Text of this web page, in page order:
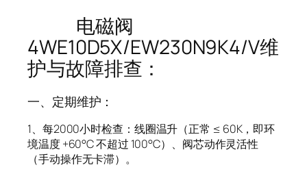
电磁阀
4WE10D5X/EW230N9K4/V维
护与故障排查：
一、定期维护：
1、每2000小时检查：线圈温升（正常 ≤ 60K，即环
境温度 +60°C 不超过 100°C）、阀芯动作灵活性
（手动操作无卡滞）。